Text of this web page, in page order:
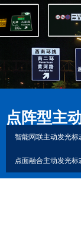
点阵型主
智能网联主动发光标
点面融合主动发光标